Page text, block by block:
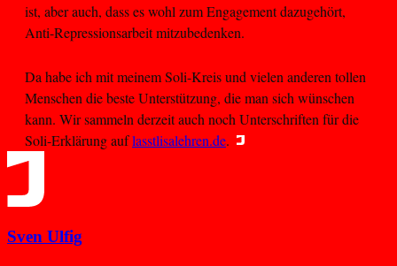
ist, aber auch, dass es wohl zum Engagement dazugehört,
Anti-Repressionsarbeit mitzubedenken.
Da habe ich mit meinem Soli-Kreis und vielen anderen tollen
Menschen die beste Unterstützung, die man sich wünschen
kann. Wir sammeln derzeit auch noch Unterschriften für die
Soli-Erklärung auflasstlisalehren.de.
Sven Ulfig